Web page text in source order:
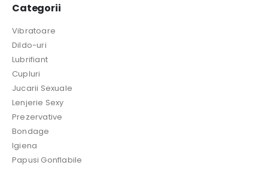
Categorii
Vibratoare
Dildo-uri
Lubrifiant
Cupluri
Jucarii Sexuale
Lenjerie Sexy
Prezervative
Bondage
Igiena
Papusi Gonflabile